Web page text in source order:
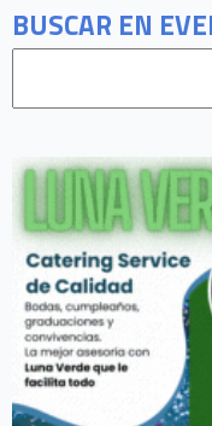
BUSCAR EN